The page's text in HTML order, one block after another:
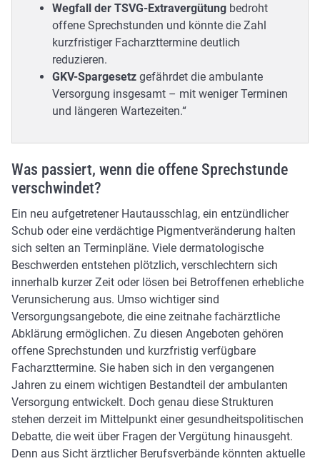
Wegfall der TSVG-Extravergütung bedroht
offene Sprechstunden und könnte die Zahl
kurzfristiger Facharzttermine deutlich
reduzieren.
GKV-Spargesetz gefährdet die ambulante
Versorgung insgesamt – mit weniger Terminen
und längeren Wartezeiten.“
Was passiert, wenn die offene Sprechstunde
verschwindet?
Ein neu aufgetretener Hautausschlag, ein entzündlicher
Schub oder eine verdächtige Pigmentveränderung halten
sich selten an Terminpläne. Viele dermatologische
Beschwerden entstehen plötzlich, verschlechtern sich
innerhalb kurzer Zeit oder lösen bei Betroffenen erhebliche
Verunsicherung aus. Umso wichtiger sind
Versorgungsangebote, die eine zeitnahe fachärztliche
Abklärung ermöglichen. Zu diesen Angeboten gehören
offene Sprechstunden und kurzfristig verfügbare
Facharzttermine. Sie haben sich in den vergangenen
Jahren zu einem wichtigen Bestandteil der ambulanten
Versorgung entwickelt. Doch genau diese Strukturen
stehen derzeit im Mittelpunkt einer gesundheitspolitischen
Debatte, die weit über Fragen der Vergütung hinausgeht.
Denn aus Sicht ärztlicher Berufsverbände könnten aktuelle